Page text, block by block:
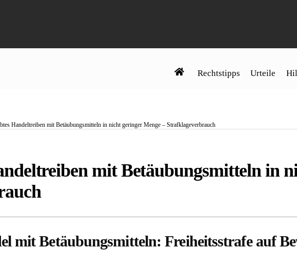
Rechtstipps Urteile
Handeltreiben mit Betäubungsmitteln in nicht geringer Menge – Strafklageverbrauch
mit Betäubungsmitteln in
mit Betäubungsmitteln: Freiheitsstrafe auf